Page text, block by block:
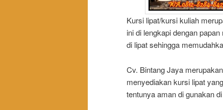
Kursi lipat/kursi kuliah
ini di lengkapi dengan
di lipat sehingga
Cv. Bintang Jaya
menyediakan kursi lipat
tentunya aman di gunakan